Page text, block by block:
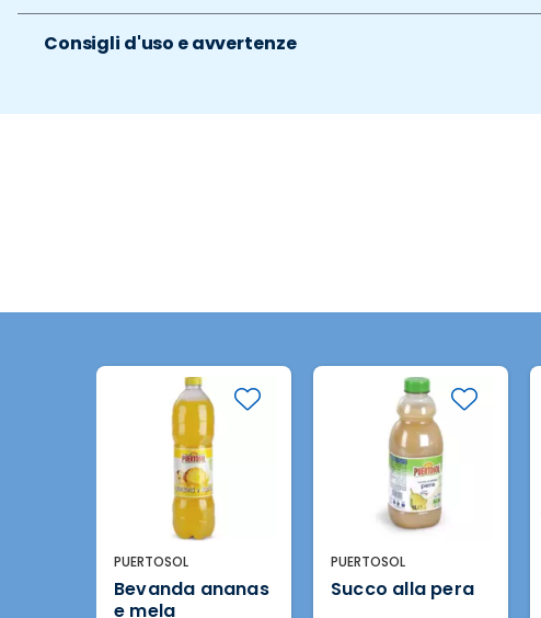
Consigli d'uso e avvertenze
PUERTOSOL
Succo alla pera
PUERTOSOL
Bevanda nettare